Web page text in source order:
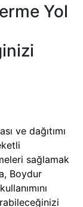
Yol
ve dağıtımı
sağlamak
Boydur